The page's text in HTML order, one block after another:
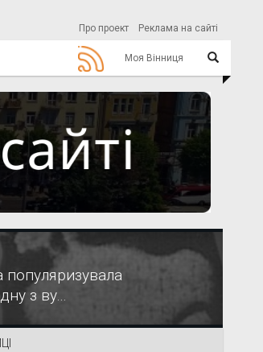
Про проект Реклама на сайті
Моя Вінниця
популяризувала
з ву...